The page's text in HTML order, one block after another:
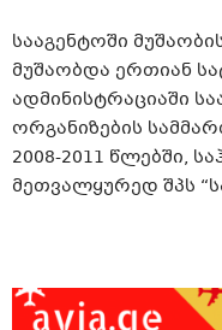
სააგენტოში
მუშაობდა ერთიან
ადმინისტრაციაში
ორგანიზების
2008-2011 წლებში,
მეთვალყურედ შპს